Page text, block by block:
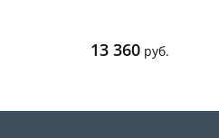
13 360 руб.